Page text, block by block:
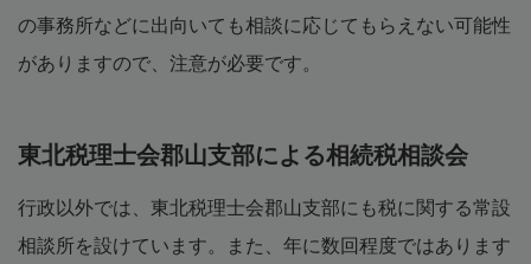
の事務所などに出向いても相談に応じてもらえない可能性
がありますので、注意が必要です。
東北税理士会郡山支部による相続税相談会
行政以外では、東北税理士会郡山支部にも税に関する常設
相談所を設けています。また、年に数回程度ではあります